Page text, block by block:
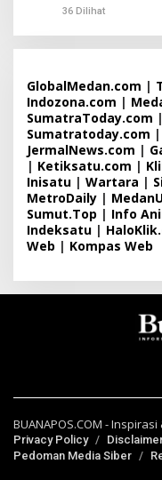
36 Dilihat
GlobalMedan.com |
Indozona.com |
SumatraToday.com |
Sumatratoday.com |
JermalNews.com |
| Ketiksatu.com |
Inisatu | Wartara |
MetroDaily |
Sumut.Top | Info
Indeksatu |
Web | Kompas Web
BUANAPOS.COM -
Privacy Policy
Pedoman Media Siber